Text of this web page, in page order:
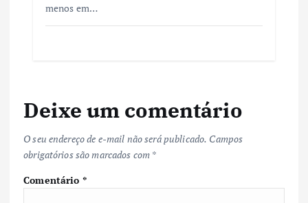
menos em…
Deixe um comentário
O seu endereço de e-mail não será publicado. Campos
obrigatórios são marcados com *
Comentário *